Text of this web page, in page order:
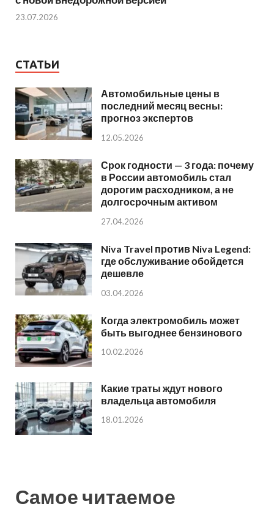
23.07.2026
СТАТЬИ
Автомобильные цены в
последний месяц весны:
прогноз экспертов
12.05.2026
Срок годности — 3 года: почему
в России автомобиль стал
дорогим расходником, а не
долгосрочным активом
27.04.2026
Niva Travel против Niva Legend:
где обслуживание обойдется
дешевле
03.04.2026
Когда электромобиль может
быть выгоднее бензинового
10.02.2026
Какие траты ждут нового
владельца автомобиля
18.01.2026
Самое читаемое